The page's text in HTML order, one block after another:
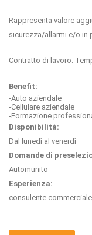
Rappresenta valore
sicurezza/allarmi e/o in
Contratto di lavoro:
Benefit:
-Auto aziendale
-Cellulare aziendale
-Formazione
Disponibilità:
Dal lunedì al venerdì
Domande di
Automunito
Esperienza:
consulente